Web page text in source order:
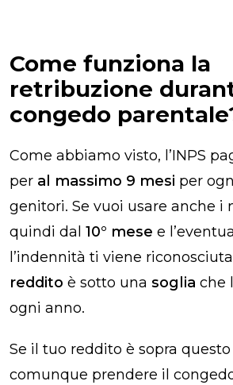
Come funziona la
retribuzione
congedo
Come abbiamo visto, l’INPS
per al massimo 9 mesi per
genitori. Se vuoi usare anche i
quindi dal 10° mese e
l’indennità ti viene
reddito è sotto una soglia che
ogni anno.
Se il tuo reddito è sopra
comunque prendere il